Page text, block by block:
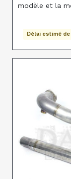
modèle et la
Délai estimé